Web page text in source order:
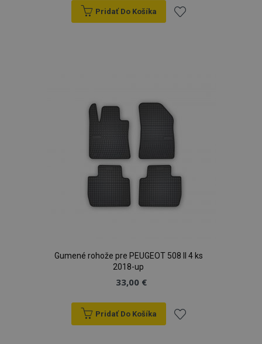
Pridať Do Košíka
Gumené rohože pre PEUGEOT 508 II 4 ks
2018-up
33,00 €
Pridať Do Košíka